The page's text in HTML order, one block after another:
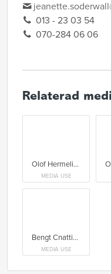
013 - 23 03 54
070-284 06 06
Relaterad
Olof Hermelin, museichef på Östergötlands museum.
MEDIA USE
Bengt Cnattingius i sitt arbetsrum på Östergötlands museum 1945.
MEDIA USE